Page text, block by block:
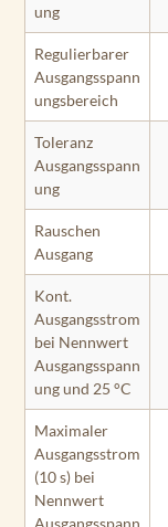
ung
Regulierbarer
Ausgangsspann
ungsbereich
Toleranz
Ausgangsspann
ung
Rauschen
Ausgang
Kont.
Ausgangsstrom
bei Nennwert
Ausgangsspann
ung und 25 °C
Maximaler
Ausgangsstrom
(10 s) bei
Nennwert
Ausgangsspann